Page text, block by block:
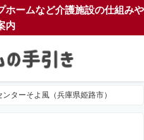
ホームなど介護施設の仕組みや
内
ターそよ風（兵庫県姫路市）